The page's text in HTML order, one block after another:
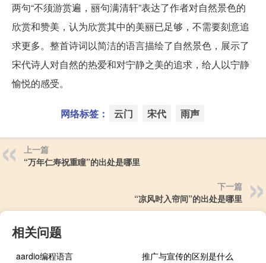
两句“不须游赏遍，丽句满清轩”表达了作者对自然景色的
欣赏和赞美，认为欣赏其中的美丽已足够，不需要刻意追
求更多。整首诗词以简洁的语言描绘了自然景色，展示了
宋代诗人对自然的热爱和对宁静之美的追求，给人以宁静
愉悦的感受。
网络标签： 云门 宋代 雨声
上一篇
“万年仁寿祝重瞳”的出处是哪里
下一篇
“凉风时入帘间”的出处是哪里
相关问题
aardio编程语言
推广与宣传的区别是什么